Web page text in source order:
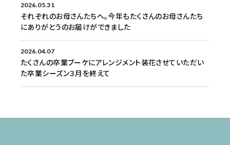
2026.05.31
それぞれのお母さんたちへ。今年もたくさんのお母さんたち
にありがとうのお届けができました
2026.04.07
たくさんの卒業ブーケにアレンジメント装花させていただい
た卒業シーズン３月を終えて